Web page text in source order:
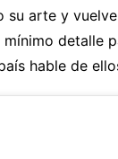
su arte y
detalle
hable de